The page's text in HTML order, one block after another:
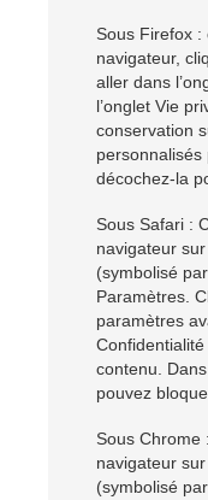
Sous Firefox
navigateur,
aller dans
l’onglet Vie
conservation
personnalisés
décochez-la
Sous Safari :
navigateur
(symbolisé
Paramètres.
paramètres
contenu.
pouvez
Sous Chrome
navigateur
(symbolisé